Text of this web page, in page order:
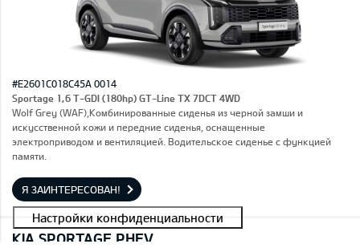
#E2601C018C45A 0014
Sportage 1,6 T-GDI (180hp) GT-Line TX 7DCT 4WD
Wolf Grey (WAF),Комбинированные сиденья из черной замши и
искусственной кожи и передние сиденья, оснащенные
электроприводом и вентиляцией. Водительское сиденье с функцией
памяти.
Я ЗАИНТЕРЕСОВАН!
KIA SPORTAGE PHEV